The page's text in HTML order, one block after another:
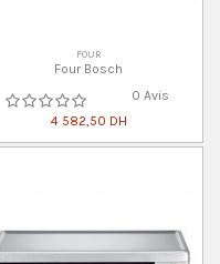
FOUR
Four Bosch
0 Avis
4 582,50 DH